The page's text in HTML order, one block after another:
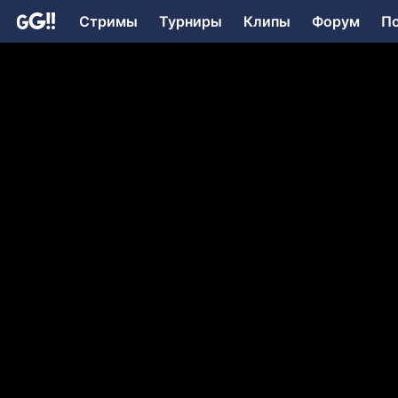
Стримы Турниры Клипы Форум